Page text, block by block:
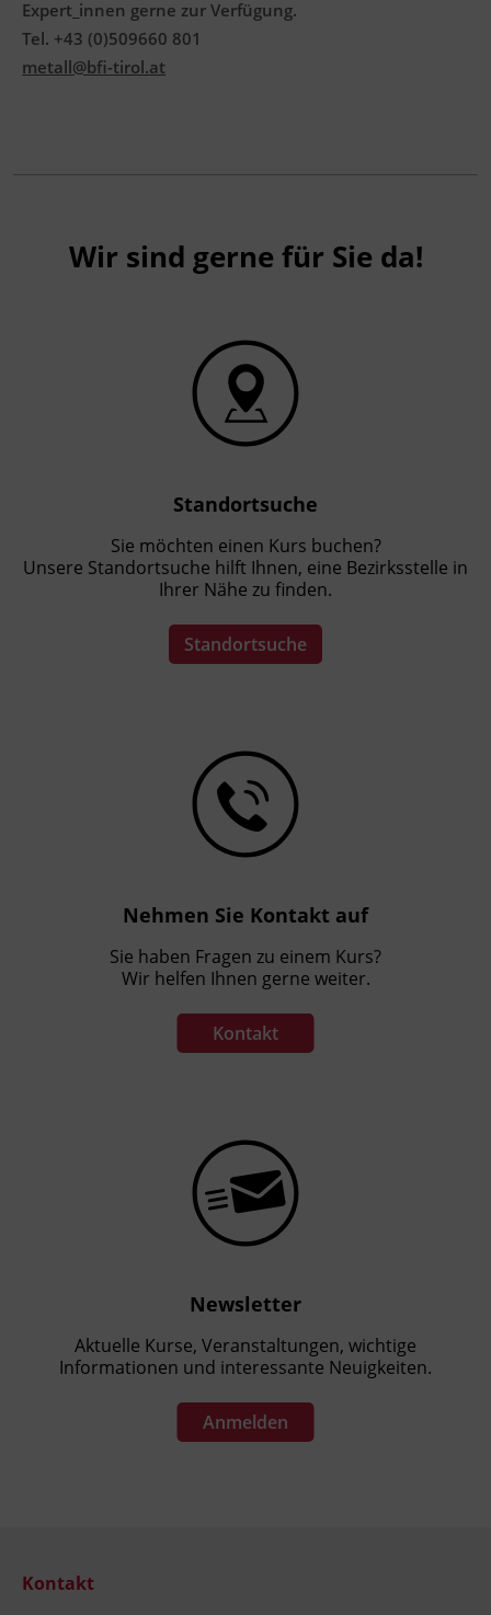
Expert_innen gerne zur Verfügung.
Tel. +43 (0)509660 801
metall@bfi-tirol.at
Wir sind gerne für Sie da!
Standortsuche
Sie möchten einen Kurs buchen?
Unsere Standortsuche hilft Ihnen, eine Bezirksstelle in
Ihrer Nähe zu finden.
Standortsuche
Nehmen Sie Kontakt auf
Sie haben Fragen zu einem Kurs?
Wir helfen Ihnen gerne weiter.
Kontakt
Newsletter
Aktuelle Kurse, Veranstaltungen, wichtige
Informationen und interessante Neuigkeiten.
Anmelden
Kontakt